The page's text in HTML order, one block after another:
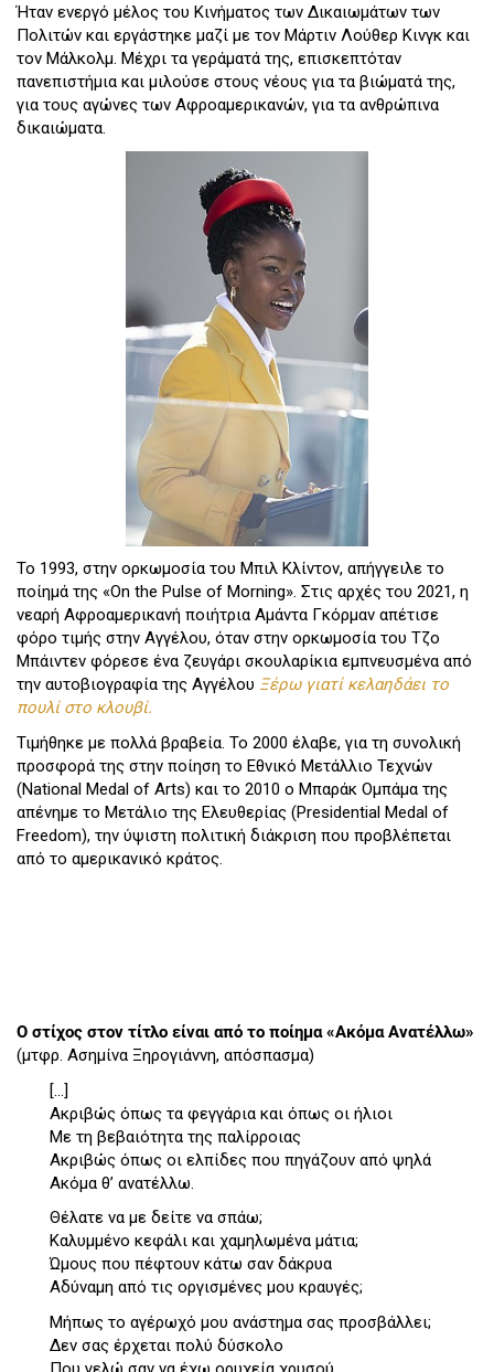
Ήταν ενεργό μέλος του Κινήματος των Δικαιωμάτων των
Πολιτών και εργάστηκε μαζί με τον Μάρτιν Λούθερ Κινγκ και
τον Μάλκολμ. Μέχρι τα γεράματά της, επισκεπτόταν
πανεπιστήμια και μιλούσε στους νέους για τα βιώματά της,
για τους αγώνες των Αφροαμερικανών, για τα ανθρώπινα
δικαιώματα.
Το 1993, στην ορκωμοσία του Μπιλ Κλίντον, απήγγειλε το
ποίημά της «On the Pulse of Morning». Στις αρχές του 2021, η
νεαρή Αφροαμερικανή ποιήτρια Αμάντα Γκόρμαν απέτισε
φόρο τιμής στην Αγγέλου, όταν στην ορκωμοσία του Τζο
Μπάιντεν φόρεσε ένα ζευγάρι σκουλαρίκια εμπνευσμένα από
την αυτοβιογραφία της Αγγέλου Ξέρω γιατί κελαηδάει το
πουλί στο κλουβί.
Τιμήθηκε με πολλά βραβεία. Το 2000 έλαβε, για τη συνολική
προσφορά της στην ποίηση το Εθνικό Μετάλλιο Τεχνών
(National Medal of Arts) και το 2010 ο Μπαράκ Ομπάμα της
απένημε το Μετάλιο της Ελευθερίας (Presidential Medal of
Freedom), την ύψιστη πολιτική διάκριση που προβλέπεται
από το αμερικανικό κράτος.
Ο στίχος στον τίτλο είναι από το ποίημα «Ακόμα Ανατέλλω»
(μτφρ. Ασημίνα Ξηρογιάννη, απόσπασμα)
[...]
Ακριβώς όπως τα φεγγάρια και όπως οι ήλιοι
Mε τη βεβαιότητα της παλίρροιας
Ακριβώς όπως οι ελπίδες που πηγάζουν από ψηλά
Ακόμα θ’ ανατέλλω.
Θέλατε να με δείτε να σπάω;
Καλυμμένο κεφάλι και χαμηλωμένα μάτια;
Ώμους που πέφτουν κάτω σαν δάκρυα
Aδύναμη από τις οργισμένες μου κραυγές;
Μήπως το αγέρωχό μου ανάστημα σας προσβάλλει;
Δεν σας έρχεται πολύ δύσκολο